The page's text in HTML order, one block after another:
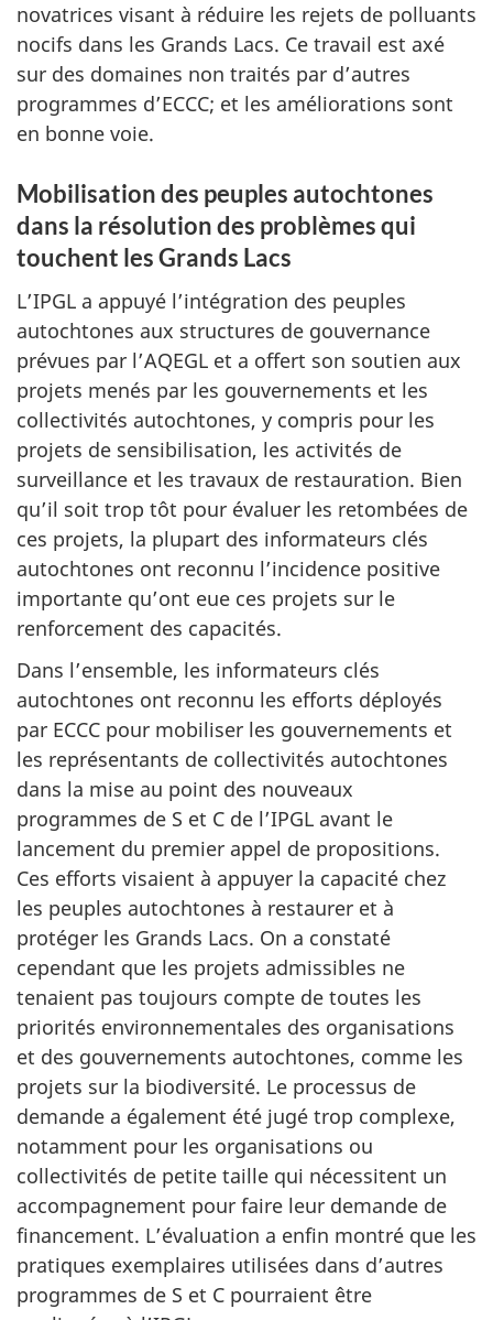
novatrices visant à réduire les rejets de polluants
nocifs dans les Grands Lacs. Ce travail est axé
sur des domaines non traités par d’autres
programmes d’ECCC; et les améliorations sont
en bonne voie.
Mobilisation des peuples autochtones
dans la résolution des problèmes qui
touchent les Grands Lacs
L’IPGL a appuyé l’intégration des peuples
autochtones aux structures de gouvernance
prévues par l’AQEGL et a offert son soutien aux
projets menés par les gouvernements et les
collectivités autochtones, y compris pour les
projets de sensibilisation, les activités de
surveillance et les travaux de restauration. Bien
qu’il soit trop tôt pour évaluer les retombées de
ces projets, la plupart des informateurs clés
autochtones ont reconnu l’incidence positive
importante qu’ont eue ces projets sur le
renforcement des capacités.
Dans l’ensemble, les informateurs clés
autochtones ont reconnu les efforts déployés
par ECCC pour mobiliser les gouvernements et
les représentants de collectivités autochtones
dans la mise au point des nouveaux
programmes de S et C de l’IPGL avant le
lancement du premier appel de propositions.
Ces efforts visaient à appuyer la capacité chez
les peuples autochtones à restaurer et à
protéger les Grands Lacs. On a constaté
cependant que les projets admissibles ne
tenaient pas toujours compte de toutes les
priorités environnementales des organisations
et des gouvernements autochtones, comme les
projets sur la biodiversité. Le processus de
demande a également été jugé trop complexe,
notamment pour les organisations ou
collectivités de petite taille qui nécessitent un
accompagnement pour faire leur demande de
financement. L’évaluation a enfin montré que les
pratiques exemplaires utilisées dans d’autres
programmes de S et C pourraient être